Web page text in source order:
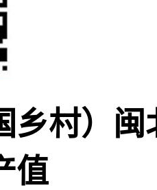
乡村）
值